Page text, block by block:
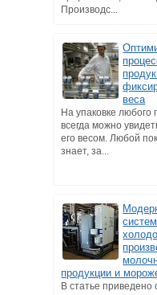
Производс...
веса
На упаковке любого
всегда можно
его весом. Любой
знает, за...
систем
продукции и
В статье приведено